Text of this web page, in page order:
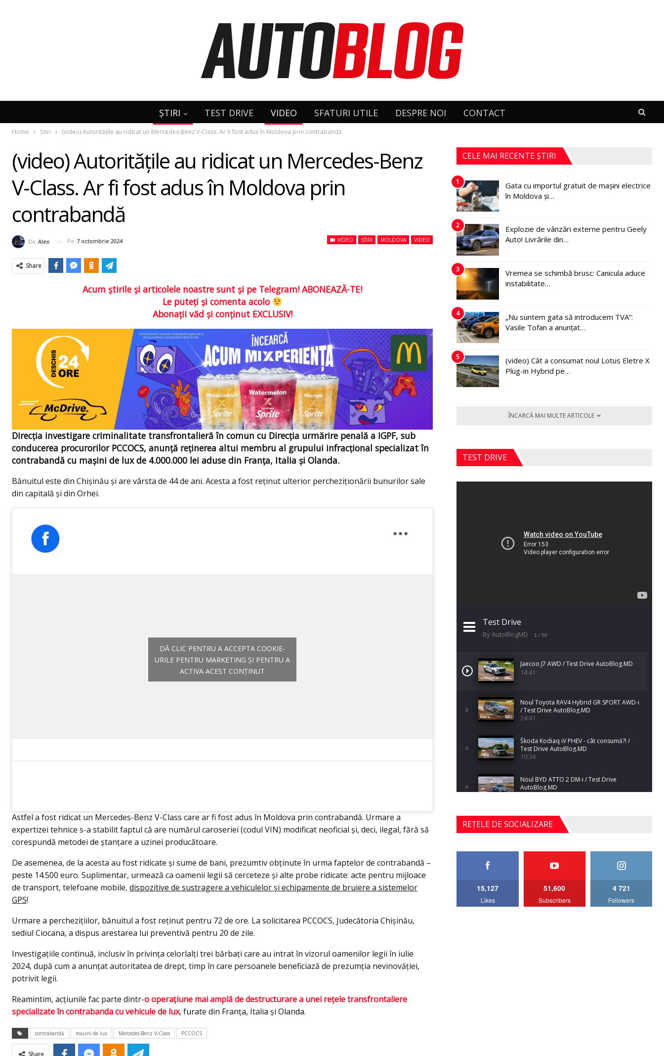
ȘTIRI TEST DRIVE VIDEO SFATURI UTILE DESPRE NOI CONTACT
Home Știri (video) Autoritățile au ridicat un Mercedes-Benz V-Class. Ar fi fost adus în Moldova prin contrabandă
(video) Autoritățile au ridicat un Mercedes-Benz
V-Class. Ar fi fost adus în Moldova prin
contrabandă
VIDEO ȘTIRI MOLDOVA VIDEO
De Alex Pe 7 octombrie 2024
Share
Acum ştirile şi articolele noastre sunt şi pe Telegram! ABONEAZĂ-TE!
Le puteţi şi comenta acolo
Abonaţii văd şi conţinut EXCLUSIV!
Direcția investigare criminalitate transfrontalieră în comun cu Direcția urmărire penală a IGPF, sub
conducerea procurorilor PCCOCS, anunță reținerea altui membru al grupului infracțional specializat în
contrabandă cu mașini de lux de 4.000.000 lei aduse din Franța, Italia și Olanda.
Bănuitul este din Chișinău și are vârsta de 44 de ani. Acesta a fost reținut ulterior percheziționării bunurilor sale
din capitală și din Orhei.
DĂ CLIC PENTRU A ACCEPTA COOKIE-
URILE PENTRU MARKETING ȘI PENTRU A
ACTIVA ACEST CONȚINUT
Astfel a fost ridicat un Mercedes-Benz V-Class care ar fi fost adus în Moldova prin contrabandă. Urmare a
expertizei tehnice s-a stabilit faptul că are numărul caroseriei (codul VIN) modificat neoficial și, deci, ilegal, fără să
corespundă metodei de ștanțare a uzinei producătoare.
De asemenea, de la acesta au fost ridicate și sume de bani, prezumtiv obținute în urma faptelor de contrabandă –
peste 14.500 euro. Suplimentar, urmează ca oamenii legii să cerceteze și alte probe ridicate: acte pentru mijloace
de transport, telefoane mobile, dispozitive de sustragere a vehiculelor și echipamente de bruiere a sistemelor
GPS!
Urmare a perchezițiilor, bănuitul a fost reținut pentru 72 de ore. La solicitarea PCCOCS, Judecătoria Chișinău,
sediul Ciocana, a dispus arestarea lui preventivă pentru 20 de zile.
Investigațiile continuă, inclusiv în privința celorlalți trei bărbați care au intrat în vizorul oamenilor legii în iulie
2024, după cum a anunțat autoritatea de drept, timp în care persoanele beneficiază de prezumția nevinovăției,
potrivit legii.
Reamintim, acțiunile fac parte dintr-o operațiune mai amplă de destructurare a unei rețele transfrontaliere
specializate în contrabanda cu vehicule de lux, furate din Franța, Italia și Olanda.
contrabandă mașini de lux Mercedes-Benz V-Class PCCOCS
Share
CELE MAI RECENTE ȘTIRI
1
Gata cu importul gratuit de mașini electrice
în Moldova și…
2
Explozie de vânzări externe pentru Geely
Auto! Livrările din…
3
Vremea se schimbă brusc: Canicula aduce
instabilitate…
4
„Nu suntem gata să introducem TVA”:
Vasile Tofan a anunțat…
5
(video) Cât a consumat noul Lotus Eletre X
Plug-in Hybrid pe…
ÎNCARCĂ MAI MULTE ARTICOLE
TEST DRIVE
Test Drive
By AutoBlogMD 1 / 50
Jaecoo J7 AWD / Test Drive AutoBlog.MD
14:41
2
Noul Toyota RAV4 Hybrid GR SPORT AWD-i
/ Test Drive AutoBlog.MD
24:41
3
Škoda Kodiaq iV PHEV - cât consumă?! /
Test Drive AutoBlog.MD
10:34
4
Noul BYD ATTO 2 DM-i / Test Drive
AutoBlog.MD
5
Noul Mercedes-Benz S-Class facelift (S 580
4MATIC V223) / Test Drive AutoBlog.MD
27:33
AutoBlog.MD
REȚELE DE SOCIALIZARE
15,127
Likes
51,600
Subscribers
4 721
Followers